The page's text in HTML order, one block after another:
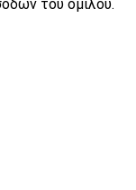
του ομίλου.